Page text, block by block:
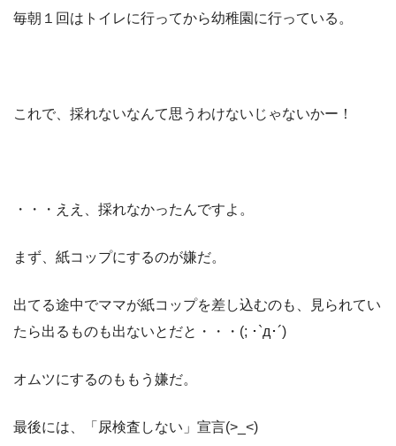
毎朝１回はトイレに行ってから幼稚園に行っている。
これで、採れないなんて思うわけないじゃないかー！
・・・ええ、採れなかったんですよ。
まず、紙コップにするのが嫌だ。
出てる途中でママが紙コップを差し込むのも、見られてい
たら出るものも出ないとだと・・・(; ･`д･´)
オムツにするのももう嫌だ。
最後には、「尿検査しない」宣言(>_<)